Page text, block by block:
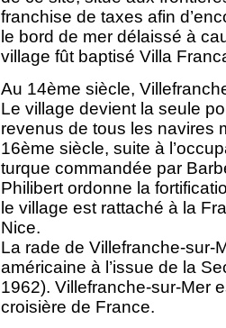
franchise de taxes afin
le bord de mer délaissé à
village fût baptisé Villa
Au 14ème siècle,
Le village devient la seule
revenus de tous les navires
16ème siècle, suite à
turque commandée par
Philibert ordonne la
le village est rattaché à la
Nice.
La rade de Villefranche-sur-
américaine à l’issue de la
1962). Villefranche-sur-Mer
croisière de France.